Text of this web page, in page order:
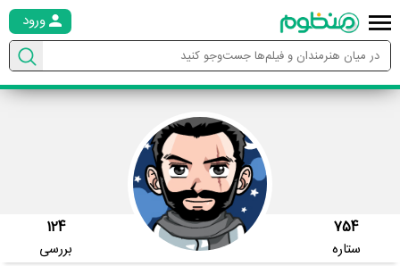
ورود
754
ستاره
124
بررسی